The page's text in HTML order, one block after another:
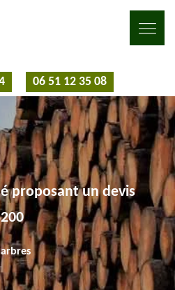
06 51 12 35 08
proposant un devis